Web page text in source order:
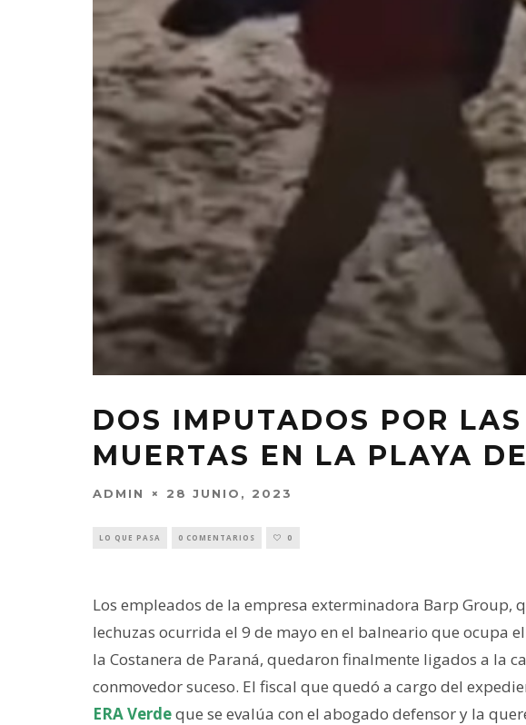
DOS IMPUTADOS POR
MUERTAS EN LA PLAYA
ADMIN 28 JUNIO, 2023
LO QUE PASA 0 COMENTARIOS 0
Los empleados de la empresa exterminadora Barp Group,
lechuzas ocurrida el 9 de mayo en el balneario que ocupa
la Costanera de Paraná, quedaron finalmente ligados a la
conmovedor suceso. El fiscal que quedó a cargo del
ERA Verdeque se evalúa con el abogado defensor y la